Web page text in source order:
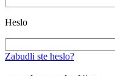
Heslo
Zabudli ste heslo?